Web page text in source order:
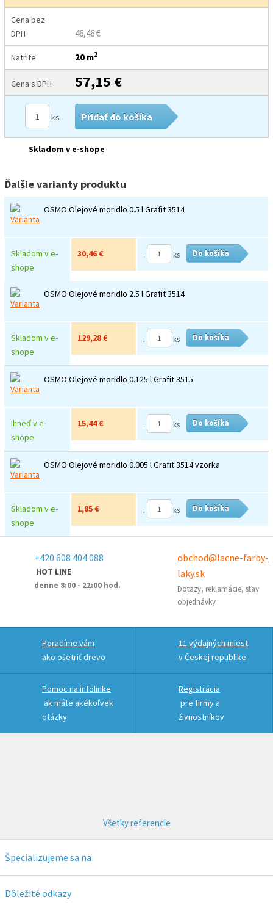
Cena bez
DPH
46,46 €
Natrite 20 m2
Cena s DPH 57,15 €
ks Pridať do košíka
Skladom v e-shope
Ďalšie varianty produktu
OSMO Olejové moridlo 0.5 l Grafit 3514
Skladom v e-
shope
30,46 € . ks Do košíka
OSMO Olejové moridlo 2.5 l Grafit 3514
Skladom v e-
shope
129,28 € . ks Do košíka
OSMO Olejové moridlo 0.125 l Grafit 3515
Ihneď v e-
shope
15,44 € . ks Do košíka
OSMO Olejové moridlo 0.005 l Grafit 3514 vzorka
Skladom v e-
shope
1,85 € . ks Do košíka
+420 608 404 088
HOT LINE
denne 8:00 - 22:00 hod.
obchod@lacne-farby-
laky.sk
Dotazy, reklamácie, stav
objednávky
Poradíme vám
ako ošetriť drevo
11 výdajných miest
v Českej republike
Pomoc na infolinke
ak máte akékoľvek
otázky
Registrácia
pre firmy a
živnostníkov
Všetky referencie
Špecializujeme sa na
OSMO
Dôležité odkazy